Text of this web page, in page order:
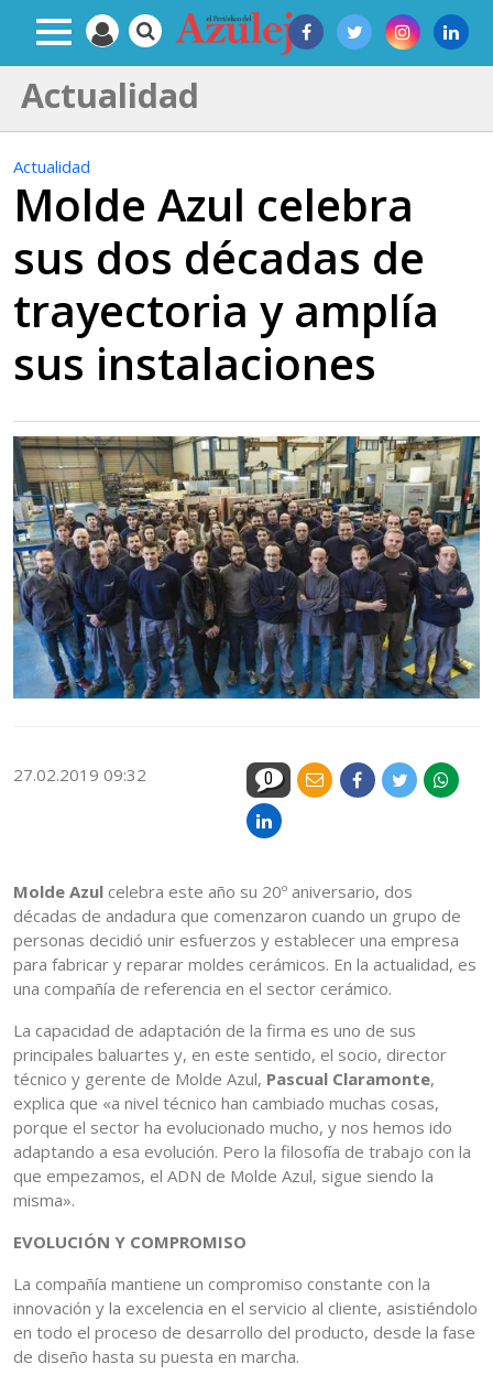
Actualidad
Actualidad
Molde Azul celebra
sus dos décadas de
trayectoria y amplía
sus instalaciones
27.02.2019 09:32 0
Molde Azul celebra este año su 20º aniversario, dos
décadas de andadura que comenzaron cuando un grupo de
personas decidió unir esfuerzos y establecer una empresa
para fabricar y reparar moldes cerámicos. En la actualidad, es
una compañía de referencia en el sector cerámico.
La capacidad de adaptación de la firma es uno de sus
principales baluartes y, en este sentido, el socio, director
técnico y gerente de Molde Azul, Pascual Claramonte,
explica que «a nivel técnico han cambiado muchas cosas,
porque el sector ha evolucionado mucho, y nos hemos ido
adaptando a esa evolución. Pero la filosofía de trabajo con la
que empezamos, el ADN de Molde Azul, sigue siendo la
misma».
EVOLUCIÓN Y COMPROMISO
La compañía mantiene un compromiso constante con la
innovación y la excelencia en el servicio al cliente, asistiéndolo
en todo el proceso de desarrollo del producto, desde la fase
de diseño hasta su puesta en marcha.